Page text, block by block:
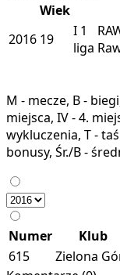
Wiek
2016 19 I 1
liga
M - mecze, B -
miejsca, IV - 4.
wykluczenia, T -
bonusy, Śr./B -
Numer Klub
615
Zielona